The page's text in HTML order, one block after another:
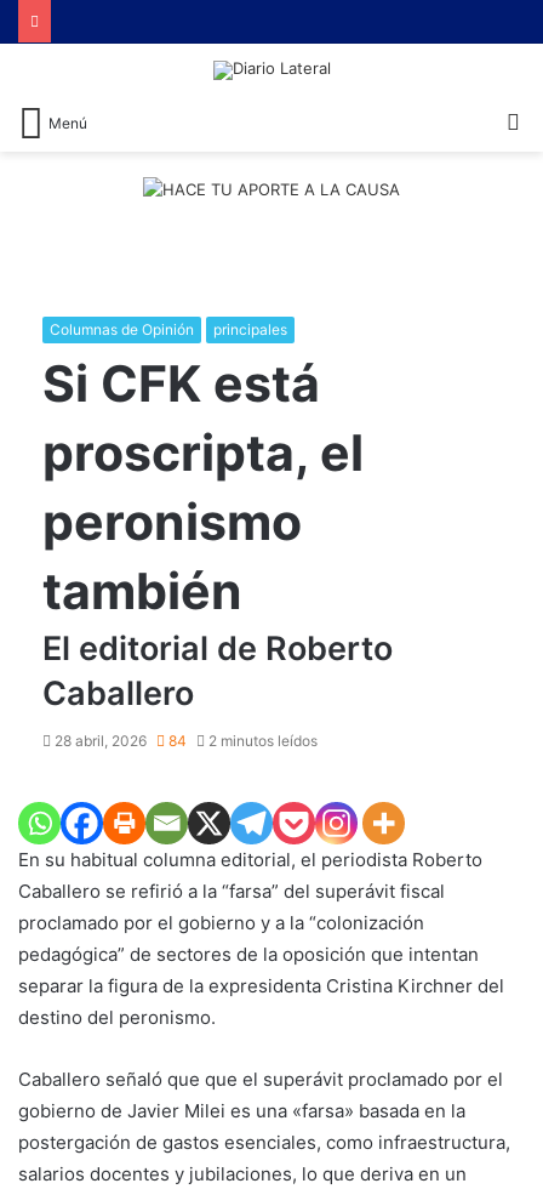
Menú
Columnas de Opinión principales
​Si CFK está
proscripta, el
peronismo
también
El editorial de Roberto
Caballero
28 abril, 2026 84 2 minutos leídos
En su habitual columna editorial, el periodista Roberto
Caballero se refirió a la “farsa” del superávit fiscal
proclamado por el gobierno y a la “colonización
pedagógica” de sectores de la oposición que intentan
separar la figura de la expresidenta Cristina Kirchner del
destino del peronismo.
Caballero señaló que que el superávit proclamado por el
gobierno de Javier Milei es una «farsa» basada en la
postergación de gastos esenciales, como infraestructura,
salarios docentes y jubilaciones, lo que deriva en un